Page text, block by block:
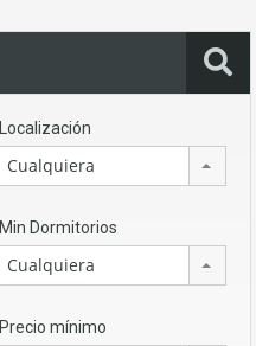
Localización
Cualquiera
Min Dormitorios
Cualquiera
Precio mínimo